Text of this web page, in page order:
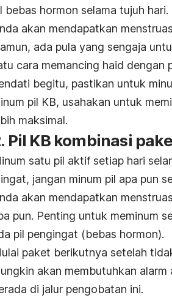
bebas hormon selama tujuh hari.
akan mendapatkan
ada pula yang sengaja
cara memancing haid dengan
begitu, pastikan untuk
pil KB, usahakan untuk
maksimal.
Pil KB kombinasi
satu pil aktif setiap hari
jangan minum pil apa pun
akan mendapatkan
pun. Penting untuk meminum
pil pengingat (bebas hormon).
paket berikutnya setelah
akan membutuhkan
di jalur pengobatan ini.